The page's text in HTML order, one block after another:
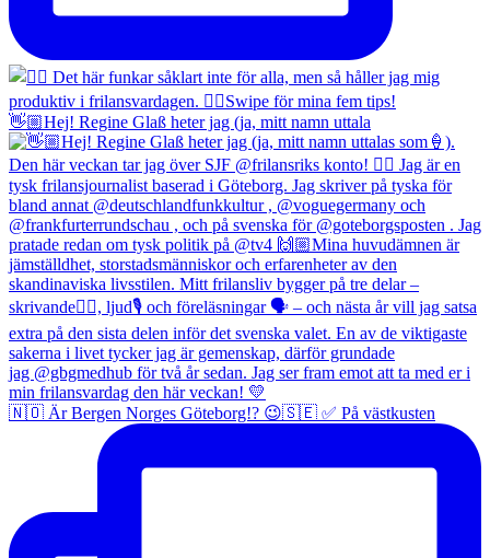
👋🏼Hej! Regine Glaß heter jag (ja, mitt namn uttala
🇳🇴 Är Bergen Norges Göteborg!? 😉🇸🇪 ✅ På västkusten